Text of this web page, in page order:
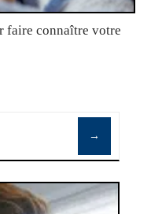
faire connaître votre